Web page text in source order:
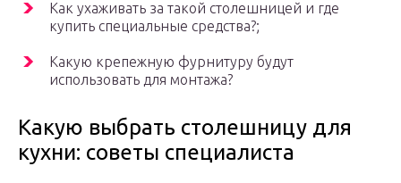
Как ухаживать за такой столешницей и где
купить специальные средства?;
Какую крепежную фурнитуру будут
использовать для монтажа?
Какую выбрать столешницу для
кухни: советы специалиста